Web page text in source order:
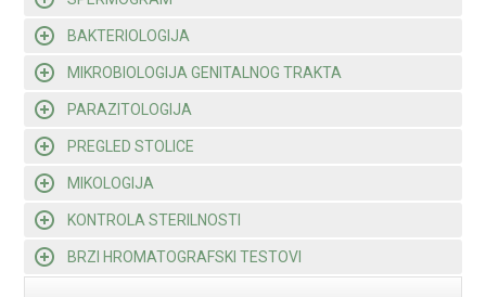
BAKTERIOLOGIJA
MIKROBIOLOGIJA GENITALNOG TRAKTA
PARAZITOLOGIJA
PREGLED STOLICE
MIKOLOGIJA
KONTROLA STERILNOSTI
BRZI HROMATOGRAFSKI TESTOVI